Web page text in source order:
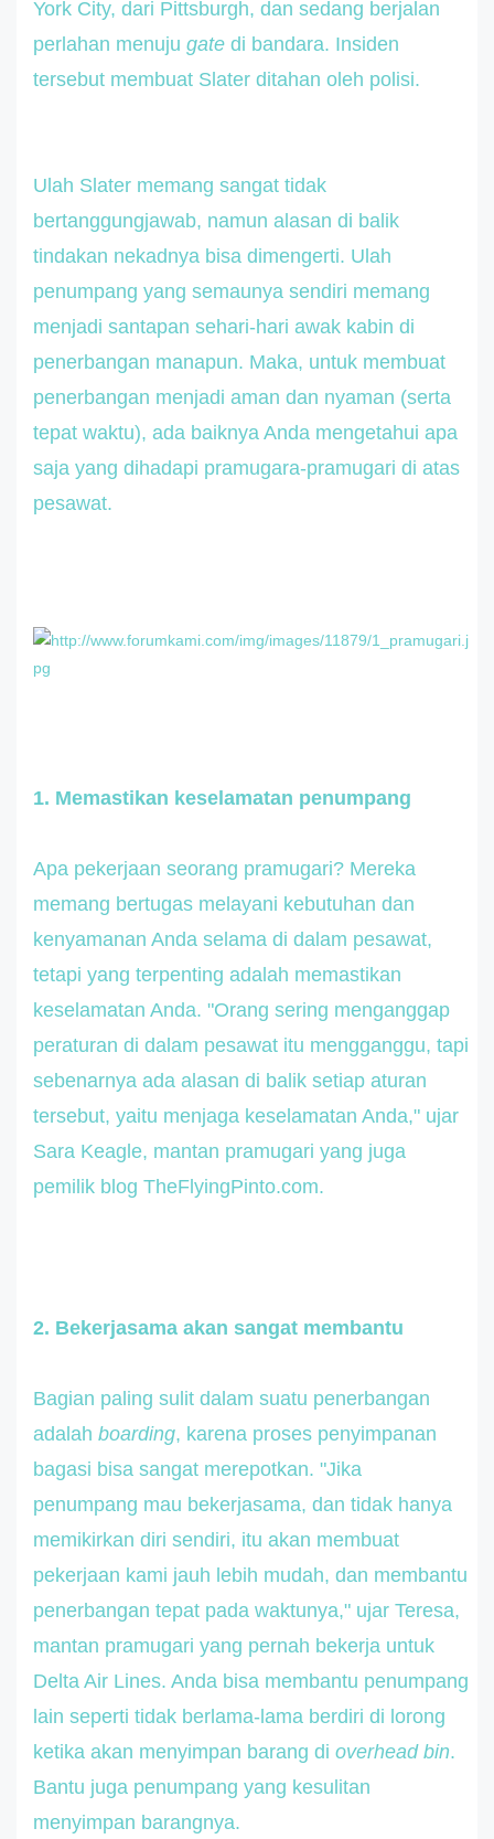
York City, dari Pittsburgh, dan sedang berjalan
perlahan menuju gate di bandara. Insiden
tersebut membuat Slater ditahan oleh polisi.
Ulah Slater memang sangat tidak
bertanggungjawab, namun alasan di balik
tindakan nekadnya bisa dimengerti. Ulah
penumpang yang semaunya sendiri memang
menjadi santapan sehari-hari awak kabin di
penerbangan manapun. Maka, untuk membuat
penerbangan menjadi aman dan nyaman (serta
tepat waktu), ada baiknya Anda mengetahui apa
saja yang dihadapi pramugara-pramugari di atas
pesawat.
1. Memastikan keselamatan penumpang
Apa pekerjaan seorang pramugari? Mereka
memang bertugas melayani kebutuhan dan
kenyamanan Anda selama di dalam pesawat,
tetapi yang terpenting adalah memastikan
keselamatan Anda. "Orang sering menganggap
peraturan di dalam pesawat itu mengganggu, tapi
sebenarnya ada alasan di balik setiap aturan
tersebut, yaitu menjaga keselamatan Anda," ujar
Sara Keagle, mantan pramugari yang juga
pemilik blog TheFlyingPinto.com.
2. Bekerjasama akan sangat membantu
Bagian paling sulit dalam suatu penerbangan
adalah boarding, karena proses penyimpanan
bagasi bisa sangat merepotkan. "Jika
penumpang mau bekerjasama, dan tidak hanya
memikirkan diri sendiri, itu akan membuat
pekerjaan kami jauh lebih mudah, dan membantu
penerbangan tepat pada waktunya," ujar Teresa,
mantan pramugari yang pernah bekerja untuk
Delta Air Lines. Anda bisa membantu penumpang
lain seperti tidak berlama-lama berdiri di lorong
ketika akan menyimpan barang di overhead bin.
Bantu juga penumpang yang kesulitan
menyimpan barangnya.